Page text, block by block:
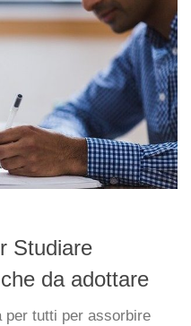
Studiare
da adottare
per tutti per assorbire